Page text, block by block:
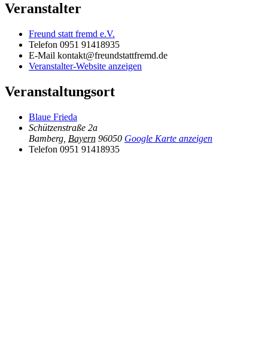
Veranstalter
Freund statt fremd e.V.
Telefon 0951 91418935
E-Mail kontakt@freundstattfremd.de
Veranstalter-Website anzeigen
Veranstaltungsort
Blaue Frieda
Schützenstraße 2a
Bamberg Bayern 96050 Google Karte anzeigen
Telefon 0951 91418935